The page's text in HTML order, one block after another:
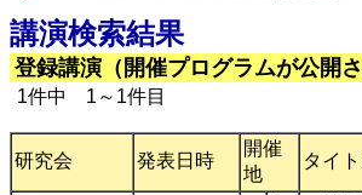
講演検索結果
登録講演（開催プログラムが公開
1件中 1～1件目
研究会 発表日時
開催
地
タイ